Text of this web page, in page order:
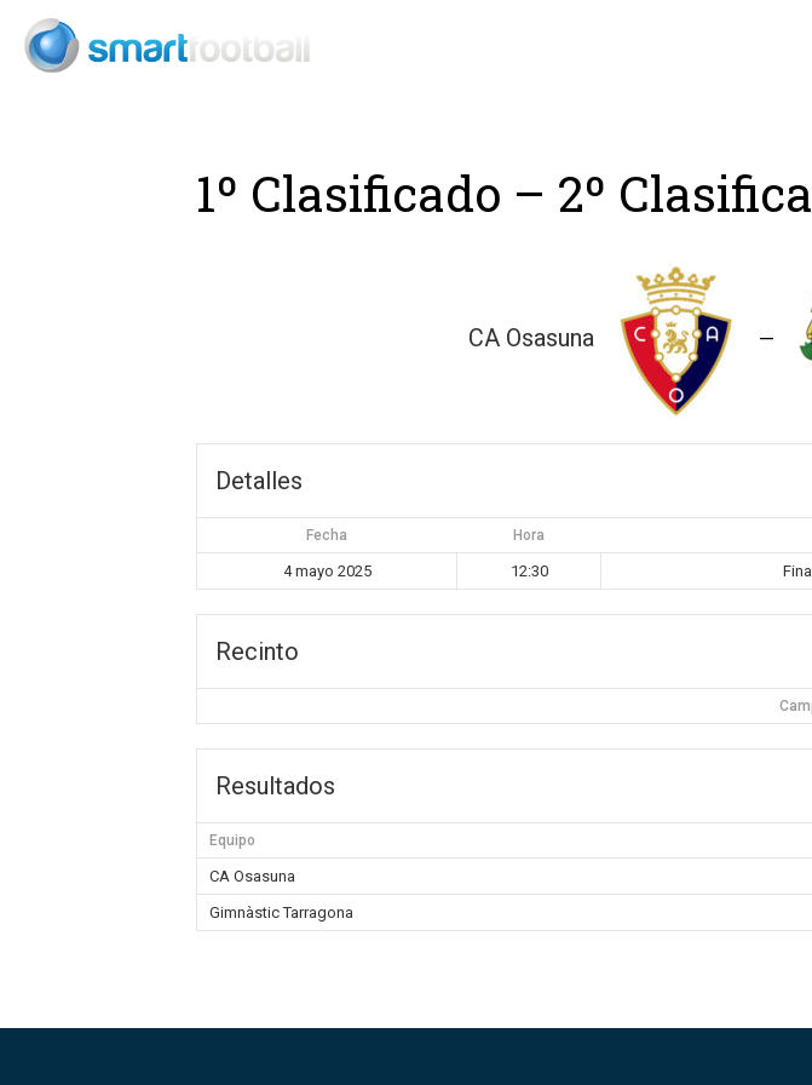
1º Clasificado – 2º
CA Osasuna —
Detalles
Fecha Hora
4 mayo 2025 12:30
Recinto
Resultados
Equipo
CA Osasuna
Gimnàstic Tarragona